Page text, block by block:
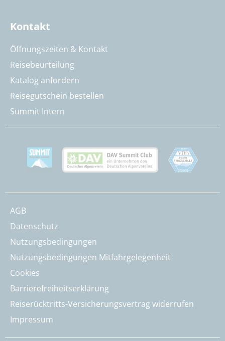
Kontakt
Öffnungszeiten & Kontakt
Reisebeurteilung
Katalog anfordern
Reisegutschein bestellen
Summit Intern
AGB
Datenschutz
Nutzungsbedingungen
Nutzungsbedingungen Mitfahrgelegenheit
Cookies
Barrierefreiheitserklärung
Reiserücktritts-Versicherungsvertrag widerrufen
Impressum